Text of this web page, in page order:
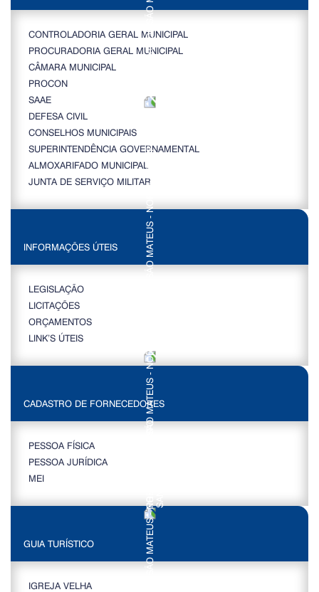
CONTROLADORIA GERAL MUNICIPAL
PROCURADORIA GERAL MUNICIPAL
CÂMARA MUNICIPAL
PROCON
SAAE
DEFESA CIVIL
CONSELHOS MUNICIPAIS
SUPERINTENDÊNCIA GOVERNAMENTAL
ALMOXARIFADO MUNICIPAL
JUNTA DE SERVIÇO MILITAR
INFORMAÇÕES ÚTEIS
LEGISLAÇÃO
LICITAÇÕES
ORÇAMENTOS
LINK’S ÚTEIS
CADASTRO DE FORNECEDORES
PESSOA FÍSICA
PESSOA JURÍDICA
MEI
GUIA TURÍSTICO
IGREJA VELHA